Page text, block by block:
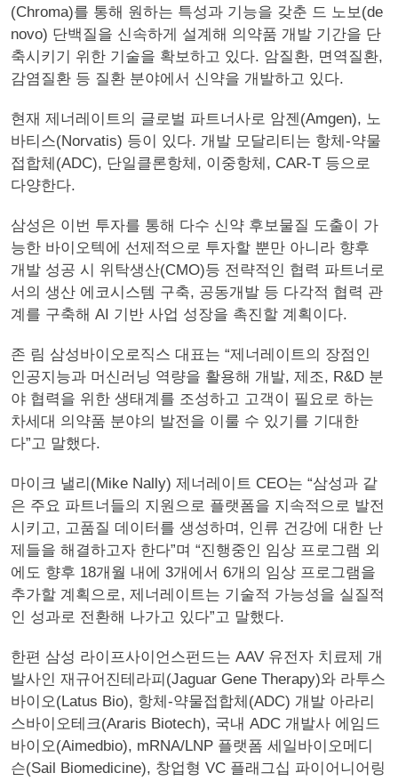
(Chroma)를 통해 원하는 특성과 기능을 갖춘 드 노보(de
novo) 단백질을 신속하게 설계해 의약품 개발 기간을 단
축시키기 위한 기술을 확보하고 있다. 암질환, 면역질환,
감염질환 등 질환 분야에서 신약을 개발하고 있다.
현재 제너레이트의 글로벌 파트너사로 암젠(Amgen), 노
바티스(Norvatis) 등이 있다. 개발 모달리티는 항체-약물
접합체(ADC), 단일클론항체, 이중항체, CAR-T 등으로
다양한다.
삼성은 이번 투자를 통해 다수 신약 후보물질 도출이 가
능한 바이오텍에 선제적으로 투자할 뿐만 아니라 향후
개발 성공 시 위탁생산(CMO)등 전략적인 협력 파트너로
서의 생산 에코시스템 구축, 공동개발 등 다각적 협력 관
계를 구축해 AI 기반 사업 성장을 촉진할 계획이다.
존 림 삼성바이오로직스 대표는 “제너레이트의 장점인
인공지능과 머신러닝 역량을 활용해 개발, 제조, R&D 분
야 협력을 위한 생태계를 조성하고 고객이 필요로 하는
차세대 의약품 분야의 발전을 이룰 수 있기를 기대한
다”고 말했다.
마이크 낼리(Mike Nally) 제너레이트 CEO는 “삼성과 같
은 주요 파트너들의 지원으로 플랫폼을 지속적으로 발전
시키고, 고품질 데이터를 생성하며, 인류 건강에 대한 난
제들을 해결하고자 한다”며 “진행중인 임상 프로그램 외
에도 향후 18개월 내에 3개에서 6개의 임상 프로그램을
추가할 계획으로, 제너레이트는 기술적 가능성을 실질적
인 성과로 전환해 나가고 있다”고 말했다.
한편 삼성 라이프사이언스펀드는 AAV 유전자 치료제 개
발사인 재규어진테라피(Jaguar Gene Therapy)와 라투스
바이오(Latus Bio), 항체-약물접합체(ADC) 개발 아라리
스바이오테크(Araris Biotech), 국내 ADC 개발사 에임드
바이오(Aimedbio), mRNA/LNP 플랫폼 세일바이오메디
슨(Sail Biomedicine), 창업형 VC 플래그십 파이어니어링